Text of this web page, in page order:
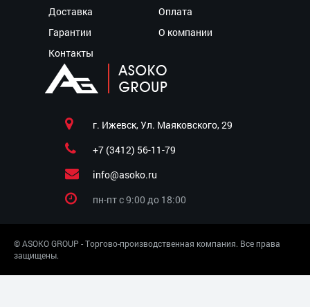
Доставка
Оплата
Гарантии
О компании
Контакты
г. Ижевск, Ул. Маяковского, 29
+7 (3412) 56-11-79
info@asoko.ru
пн-пт c 9:00 до 18:00
© ASOKO GROUP - Торгово-производственная компания. Все права
защищены.